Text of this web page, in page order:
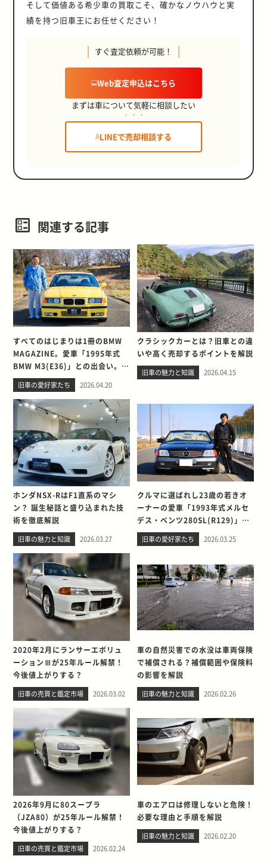
そして価値ある希少車の買取こそ、確かなノウハウと実
績を持つ旧車王にお任せください！
すぐ査定依頼が可能！
Web査定申込はこちら
まずは車について気軽に相談したい
LINEで売却相談する
関連する記事
すべてのはじまりは1冊のBMW
MAGAZINE。愛車「1995年式
BMW M3(E36)」との出会い。そ
して別れを考える
旧車の愛好家たち 2026.04.20
クラシックカーとは？旧車との違
いや高く売却するポイントを解説
旧車の魅力と知識 2026.04.15
ホンダNSX-RはF1直系のマシ
ン？ 誕生秘話と盛り込まれた技
術を徹底解説
旧車の魅力と知識 2026.03.27
クルマに選ばれし23歳の若きオ
ーナーの愛車「1993年式メルセ
デス・ベンツ280SL(R129)」と
の出会い。そして別れを考える
旧車の愛好家たち 2026.03.25
2020年2月にランサーエボリュ
ーションⅢが25年ルール解禁！
今後値上がりする？
旧車の売買と鑑定市場 2026.03.02
車の自然災害での水没は車両保険
で補償される？補償範囲や保険料
の影響を解説
旧車の魅力と知識 2026.02.26
2026年9月に80スープラ
（JZA80）が25年ルール解禁！
今後値上がりする？
旧車の売買と鑑定市場 2026.02.24
車のエアロは修理しないと危険！
必要な理由と手順を解説
旧車の魅力と知識 2026.02.20